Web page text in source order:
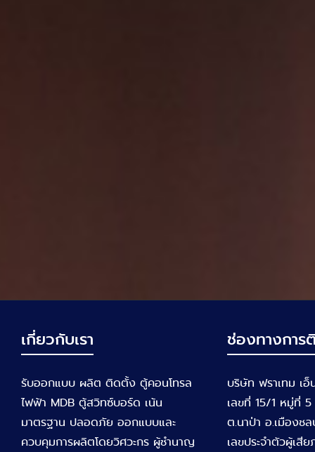
เกี่ยวกับเรา
รับออกแบบ ผลิต ติดตั้ง ตู้คอนโทรล
ไฟฟ้า MDB ตู้สวิทซ์บอร์ด เน้น
มาตรฐาน ปลอดภัย ออกแบบและ
ควบคุมการผลิตโดยวิศวะกร ผู้ชำนาญ
ช่องทางการ
บริษัท ฟราเทม เอ็
เลขที่ 15/1 หมู่ที่
ต.นาป่า อ.เมืองช
เลขประจำตัวผู้เสี